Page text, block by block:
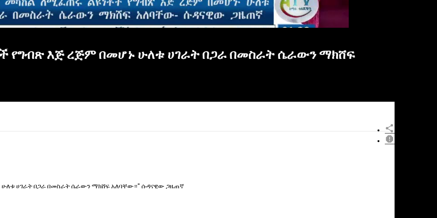
የግብጽ እጅ ረጅም በመሆኑ ሁለቱ ሀገራት በጋራ በመስራት ሴራውን ማክሸፍ
ሀገራት በጋራ በመስራት ሴራውን ማክሸፍ አለባቸው።" ሱዳናዊው ጋዜጠኛ